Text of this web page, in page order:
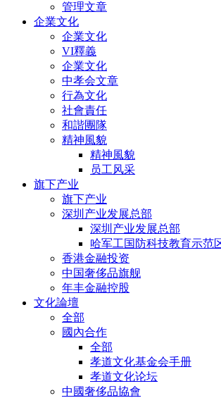
管理文章
企業文化
企業文化
VI釋義
企業文化
中孝会文章
行為文化
社會責任
和諧團隊
精神風貌
精神風貌
员工风采
旗下产业
旗下产业
深圳产业发展总部
深圳产业发展总部
哈军工国防科技教育示范
香港金融投资
中国奢侈品旗舰
年丰金融控股
文化論壇
全部
國內合作
全部
孝道文化基金会手册
孝道文化论坛
中國奢侈品協會